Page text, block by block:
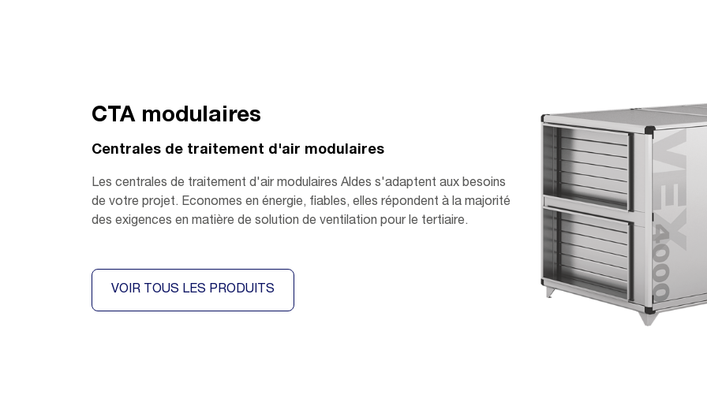
CTA modulaires
Centrales de traitement d'air modulaires
Les centrales de traitement d'air modulaires Aldes s'adaptent aux besoins
de votre projet. Economes en énergie, fiables, elles répondent à la majorité
des exigences en matière de solution de ventilation pour le tertiaire.
VOIR TOUS LES PRODUITS